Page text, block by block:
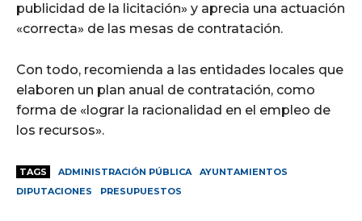
publicidad de la licitación» y aprecia una actuación
«correcta» de las mesas de contratación.
Con todo, recomienda a las entidades locales que
elaboren un plan anual de contratación, como
forma de «lograr la racionalidad en el empleo de
los recursos».
TAGS ADMINISTRACIÓN PÚBLICA
AYUNTAMIENTOS
DIPUTACIONES
PRESUPUESTOS